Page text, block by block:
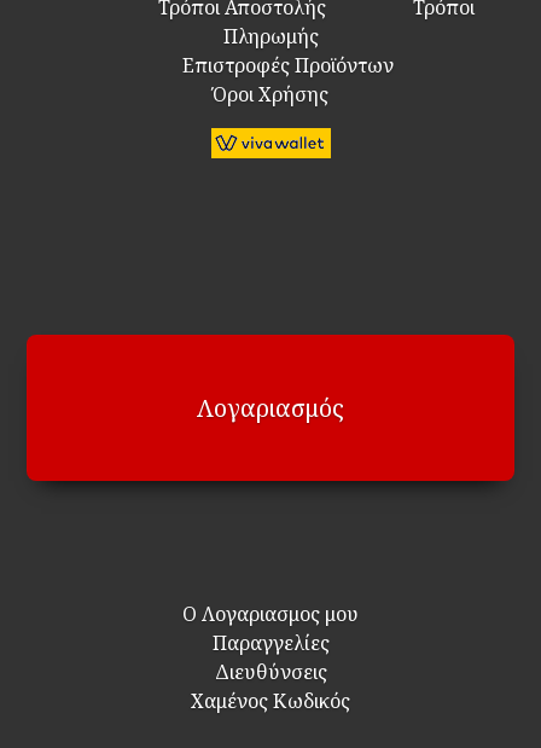
Τρόποι Αποστολής
Τρόποι
Πληρωμής
Επιστροφές Προϊόντων
Όροι Χρήσης
Λογαριασμός
Ο Λογαριασμος μου
Παραγγελίες
Διευθύνσεις
Χαμένος Κωδικός